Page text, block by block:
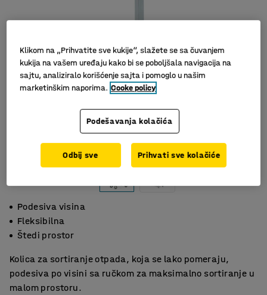
Podesiva visina
Fleksibilna
Štedi prostor
Kolica za sortiranje otpada, koja se lako pomeraju,
podesiva po visini sa ručkom za maksimalno sortiranje u
malom prostoru.
Klikom na „Prihvatite sve kukije“, slažete se sa čuvanjem
kukija na vašem uređaju kako bi se poboljšala navigacija na
sajtu, analiziralo korišćenje sajta i pomoglo u našim
marketinškim naporima. Cooke policy
Podešavanja kolačića
Odbij sve Prihvati sve kolačiće